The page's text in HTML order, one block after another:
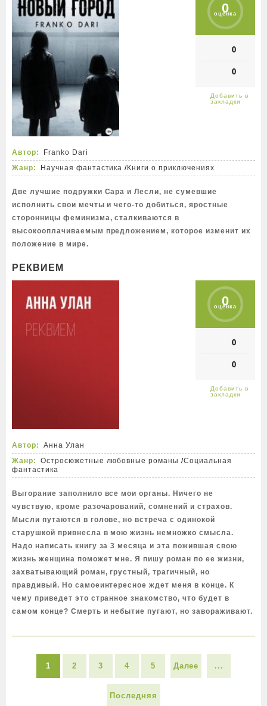
0
оценка
0
0
Автор:
Franko Dari
Жанр:
Научная фантастика /Книги о приключениях
Две лучшие подружки Сара и Лесли, не сумевшие
исполнить свои мечты и чего-то добиться, яростные
сторонницы феминизма, сталкиваются в
высокооплачиваемым предложением, которое изменит их
положение в мире.
РЕКВИЕМ
0
оценка
0
0
Автор:
Анна Улан
Жанр:
Остросюжетные любовные романы /Социальная
фантастика
Выгорание заполнило все мои органы. Ничего не
чувствую, кроме разочарований, сомнений и страхов.
Мысли путаются в голове, но встреча с одинокой
старушкой привнесла в мою жизнь немножко смысла.
Надо написать книгу за 3 месяца и эта пожившая свою
жизнь женщина поможет мне. Я пишу роман по ее жизни,
захватывающий роман, грустный, трагичный, но
правдивый. Но самоеинтересное ждет меня в конце. К
чему приведет это странное знакомство, что будет в
самом конце? Смерть и небытие пугают, но завораживают.
1 2 3 4 5 Далее ...
Последняя